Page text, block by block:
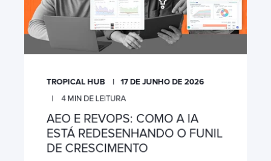
TROPICAL HUB
17 DE JUNHO DE 2026
4MIN DE LEITURA
AEO E REVOPS: COMO A IA
ESTÁ REDESENHANDO O FUNIL
DE CRESCIMENTO